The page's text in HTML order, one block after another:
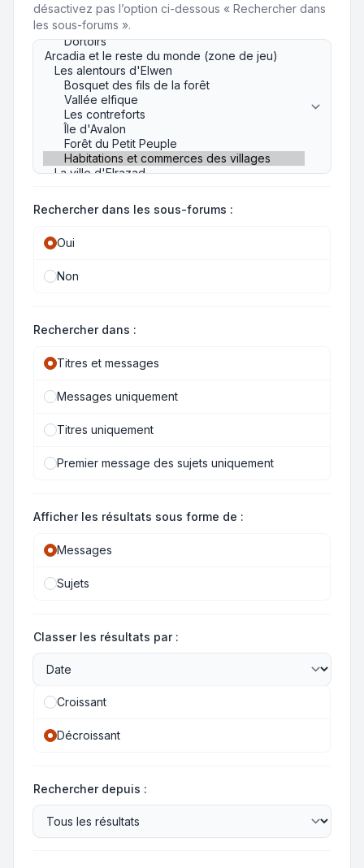
désactivez pas l’option ci-dessous « Rechercher dans
les sous-forums ».
Rechercher dans les sous-forums :
Oui
Non
Rechercher dans :
Titres et messages
Messages uniquement
Titres uniquement
Premier message des sujets uniquement
Afficher les résultats sous forme de :
Messages
Sujets
Classer les résultats par :
Croissant
Décroissant
Rechercher depuis :